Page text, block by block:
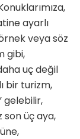
ayarlı
veya söz
gibi,
uç değil
bir turizm,
gelebilir,
son üç aya,